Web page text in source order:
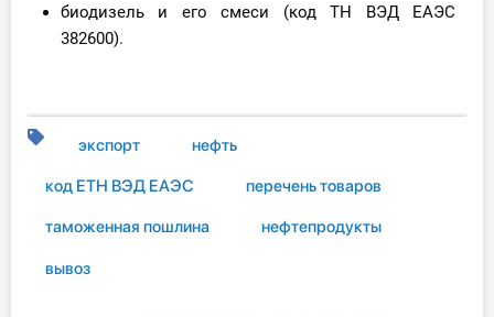
биодизель и его смеси (код ТН ВЭД ЕАЭС
382600).
экспорт нефть
код ЕТН ВЭД ЕАЭС перечень товаров
таможенная пошлина нефтепродукты
вывоз